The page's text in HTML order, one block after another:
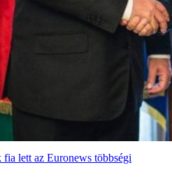
lett az Euronews többségi